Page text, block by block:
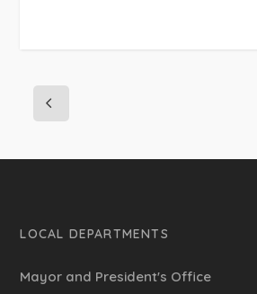
LOCAL DEPARTMENTS
Mayor and President's Office